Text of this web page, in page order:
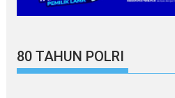
80 TAHUN POLRI